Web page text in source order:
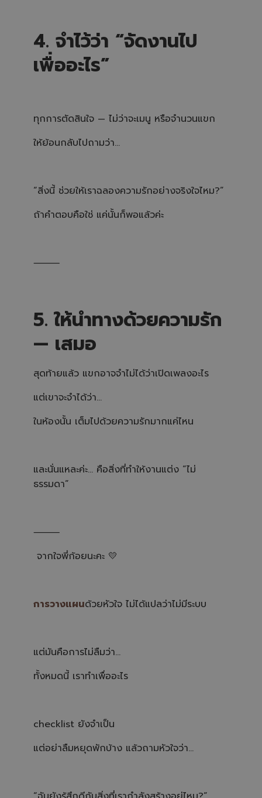
4. จำไว้ว่า “จัดงานไป
เพื่ออะไร”
ทุกการตัดสินใจ — ไม่ว่าจะเมนู หรือจำนวนแขก
ให้ย้อนกลับไปถามว่า…
“สิ่งนี้ ช่วยให้เราฉลองความรักอย่างจริงใจไหม?”
ถ้าคำตอบคือใช่ แค่นั้นก็พอแล้วค่ะ
⸻
5. ให้นำทางด้วยความรัก
— เสมอ
สุดท้ายแล้ว แขกอาจจำไม่ได้ว่าเปิดเพลงอะไร
แต่เขาจะจำได้ว่า…
ในห้องนั้น เต็มไปด้วยความรักมากแค่ไหน
และนั่นแหละค่ะ… คือสิ่งที่ทำให้งานแต่ง “ไม่
ธรรมดา”
⸻
จากใจพี่ก้อยนะคะ 💛
การวางแผนด้วยหัวใจ ไม่ได้แปลว่าไม่มีระบบ
แต่มันคือการไม่ลืมว่า…
ทั้งหมดนี้ เราทำเพื่ออะไร
checklist ยังจำเป็น
แต่อย่าลืมหยุดพักบ้าง แล้วถามหัวใจว่า…